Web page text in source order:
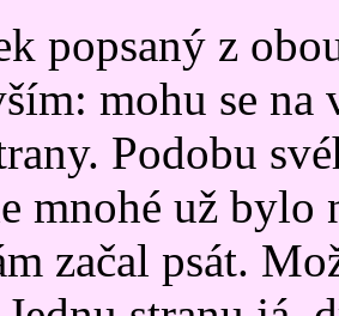
popsaný z
mohu se na
Podobu
mnohé už bylo
začal psát.